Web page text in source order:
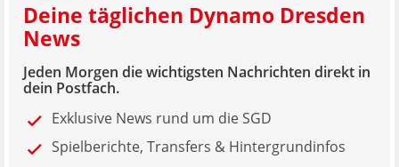
Deine täglichen Dynamo Dresden
News
Jeden Morgen die wichtigsten Nachrichten direkt in
dein Postfach.
Exklusive News rund um die SGD
Spielberichte, Transfers & Hintergrundinfos